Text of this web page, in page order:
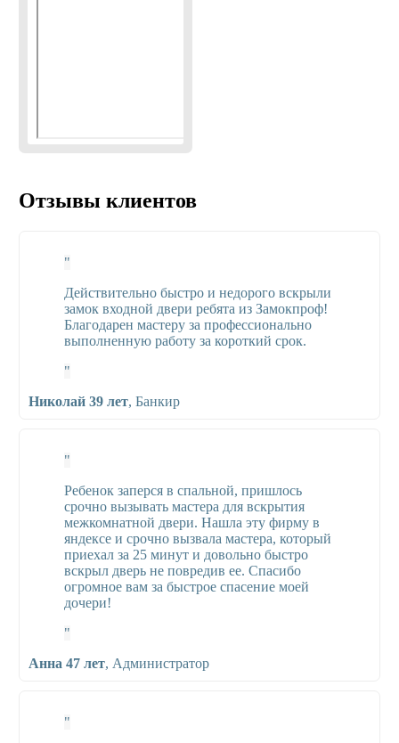
Отзывы клиентов
Действительно быстро и недорого вскрыли
замок входной двери ребята из Замокпроф!
Благодарен мастеру за профессионально
выполненную работу за короткий срок.
Николай 39 лет, Банкир
Ребенок заперся в спальной, пришлось
срочно вызывать мастера для вскрытия
межкомнатной двери. Нашла эту фирму в
яндексе и срочно вызвала мастера, который
приехал за 25 минут и довольно быстро
вскрыл дверь не повредив ее. Спасибо
огромное вам за быстрое спасение моей
дочери!
Анна 47 лет, Администратор